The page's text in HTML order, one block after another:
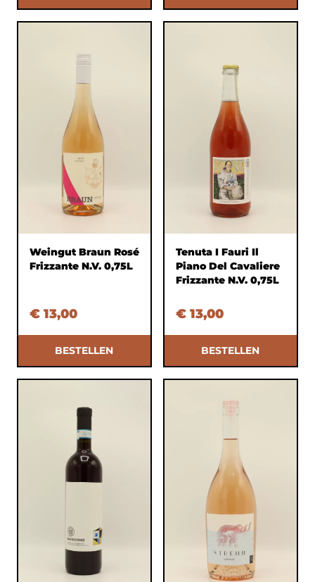
Weingut Braun Rosé
Frizzante N.V. 0,75L
€ 13,00
BESTELLEN
Tenuta I Fauri Il
Piano Del Cavaliere
Frizzante N.V. 0,75L
€ 13,00
BESTELLEN